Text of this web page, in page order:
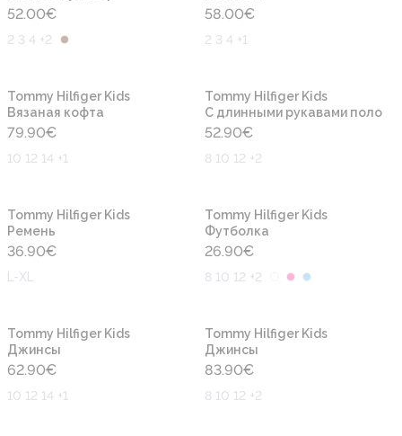
52.00€
2 3 4 +2
58.00€
2 3 4 +1
Tommy Hilfiger Kids
Вязаная кофта
79.90€
10 12 14 +1
Tommy Hilfiger Kids
С длинными рукавами поло
52.90€
8 10 12 +2
Tommy Hilfiger Kids
Ремень
36.90€
L-XL
Tommy Hilfiger Kids
Футболка
26.90€
8 10 12 +2
Tommy Hilfiger Kids
Джинсы
62.90€
10 12 14 +1
Tommy Hilfiger Kids
Джинсы
83.90€
8 10 12 +2